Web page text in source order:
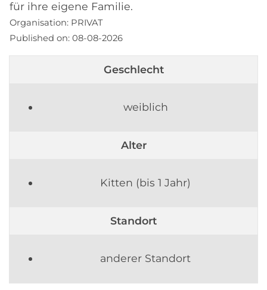
für ihre eigene Familie.
Organisation: PRIVAT
Published on: 08-08-2026
Geschlecht
weiblich
Alter
Kitten (bis 1 Jahr)
Standort
anderer Standort